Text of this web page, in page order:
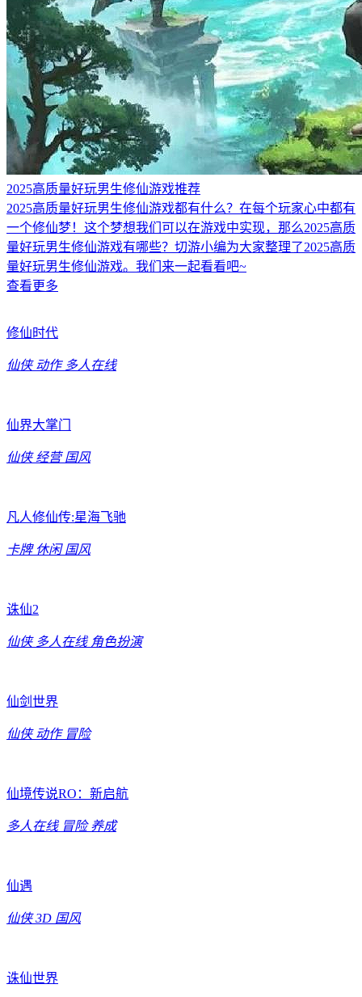
2025高质量好玩男生修仙游戏推荐
2025高质量好玩男生修仙游戏都有什么？在每个玩家心中都有
一个修仙梦！这个梦想我们可以在游戏中实现，那么2025高质
量好玩男生修仙游戏有哪些？切游小编为大家整理了2025高质
量好玩男生修仙游戏。我们来一起看看吧~
查看更多
修仙时代
仙侠 动作 多人在线
仙界大掌门
仙侠 经营 国风
凡人修仙传:星海飞驰
卡牌 休闲 国风
诛仙2
仙侠 多人在线 角色扮演
仙剑世界
仙侠 动作 冒险
仙境传说RO：新启航
多人在线 冒险 养成
仙遇
仙侠 3D 国风
诛仙世界